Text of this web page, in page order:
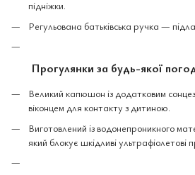
підніжки.
Регульована батьківська ручка —
Прогулянки за будь-якої
Великий капюшон із додатковим
віконцем для контакту з дитиною.
Виготовлений із водонепроникного
який блокує шкідливі ультрафіолетові